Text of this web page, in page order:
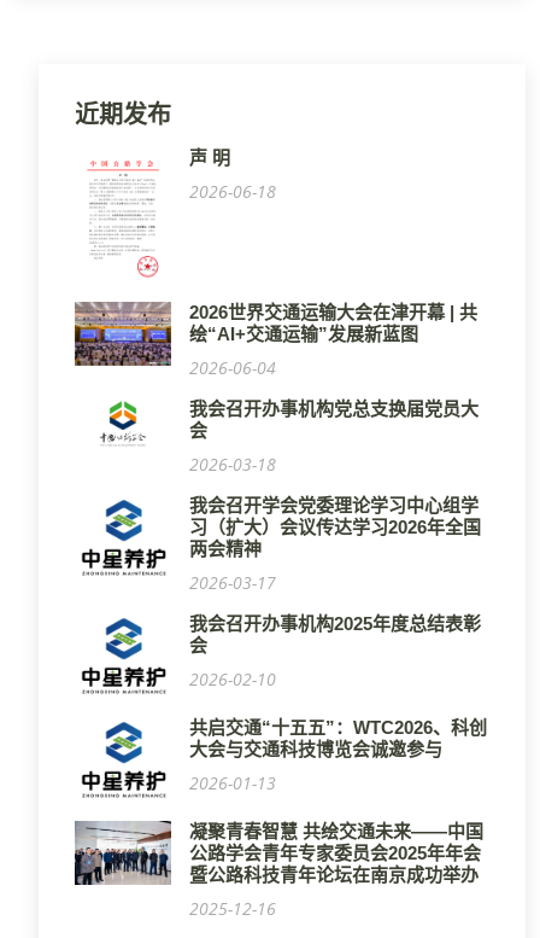
近期发布
声 明
2026-06-18
2026世界交通运输大会在津开幕 | 共
绘“AI+交通运输”发展新蓝图
2026-06-04
我会召开办事机构党总支换届党员大
会
2026-03-18
我会召开学会党委理论学习中心组学
习（扩大）会议传达学习2026年全国
两会精神
2026-03-17
我会召开办事机构2025年度总结表彰
会
2026-02-10
共启交通“十五五”：WTC2026、科创
大会与交通科技博览会诚邀参与
2026-01-13
凝聚青春智慧 共绘交通未来——中国
公路学会青年专家委员会2025年年会
暨公路科技青年论坛在南京成功举办
2025-12-16